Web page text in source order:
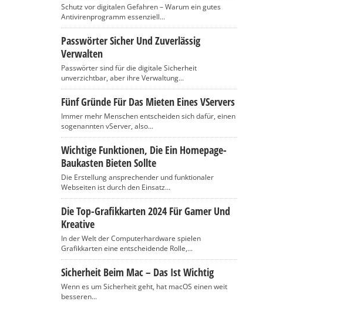
Schutz vor digitalen Gefahren – Warum ein gutes
Antivirenprogramm essenziell...
Passwörter Sicher Und Zuverlässig
Verwalten
Passwörter sind für die digitale Sicherheit
unverzichtbar, aber ihre Verwaltung...
Fünf Gründe Für Das Mieten Eines VServers
Immer mehr Menschen entscheiden sich dafür, einen
sogenannten vServer, also...
Wichtige Funktionen, Die Ein Homepage-
Baukasten Bieten Sollte
Die Erstellung ansprechender und funktionaler
Webseiten ist durch den Einsatz...
Die Top-Grafikkarten 2024 Für Gamer Und
Kreative
In der Welt der Computerhardware spielen
Grafikkarten eine entscheidende Rolle,...
Sicherheit Beim Mac – Das Ist Wichtig
Wenn es um Sicherheit geht, hat macOS einen weit
besseren...